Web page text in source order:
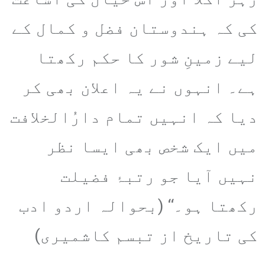
کی کہ ہندوستان فضل و کمال کے
لیے زمینِ شور کا حکم رکھتا
ہے۔ انہوں نے یہ اعلان بھی کر
دیا کہ انہیں تمام دارُالخلافت
میں ایک شخص بھی ایسا نظر
نہیں آیا جو رتبۂ فضیلت
رکھتا ہو۔‘‘ (بحوالہ اردو ادب
کی تاریخ از تبسم کاشمیری)